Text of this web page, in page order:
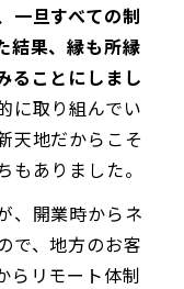
一旦すべての制
結果、縁も所縁
ることにしまし
に取り組んでい
天地だからこそ
ありました。
、開業時からネ
で、地方のお客
らリモート体制